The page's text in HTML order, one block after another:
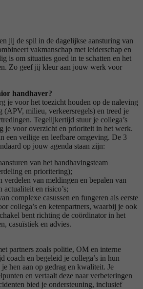
jij de spil in de dagelijkse aansturing van
vakmanschap met leiderschap en
is om situaties goed in te schatten en het
Zo geef jij kleur aan jouw werk voor
handhaver?
je voor het toezicht houden op de naleving
(APV, milieu, verkeersregels) en treed je
Tegelijkertijd stuur je collega’s
je voor overzicht en prioriteit in het werk.
een veilige en leefbare omgeving. De 3
op jouw agenda staan zijn:
van het handhavingsteam
en prioritering);
verdelen van meldingen en bepalen van
actualiteit en risico’s;
complexe casussen en fungeren als eerste
collega’s en ketenpartners, waarbij je ook
bent richting de coördinator in het
casuïstiek en advies.
partners zoals politie, OM en interne
coach en begeleid je collega’s in hun
hen aan op gedrag en kwaliteit. Je
en vertaalt deze naar verbeteringen
bied je ondersteuning, inclusief